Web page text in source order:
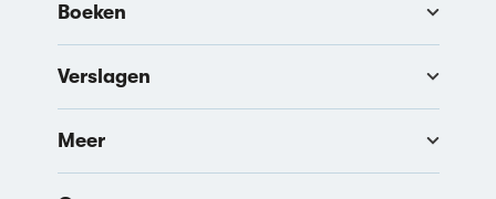
Boeken
Verslagen
Meer